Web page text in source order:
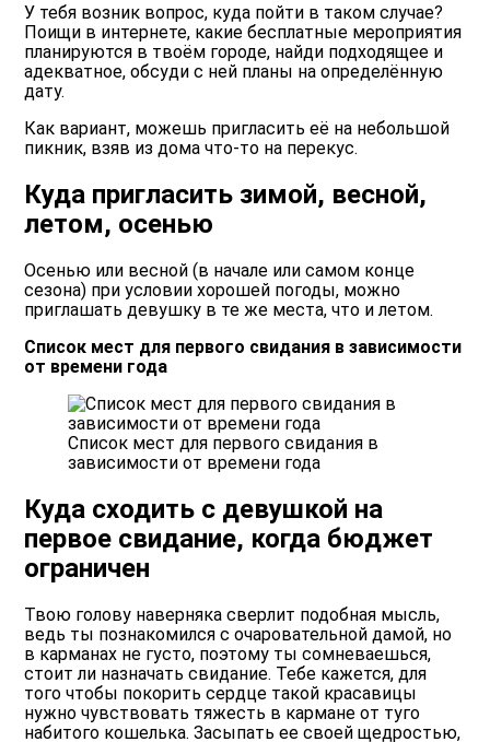
У тебя возник вопрос, куда пойти в таком случае?
Поищи в интернете, какие бесплатные мероприятия
планируются в твоём городе, найди подходящее и
адекватное, обсуди с ней планы на определённую
дату.
Как вариант, можешь пригласить её на небольшой
пикник, взяв из дома что-то на перекус.
Куда пригласить зимой, весной,
летом, осенью
Осенью или весной (в начале или самом конце
сезона) при условии хорошей погоды, можно
приглашать девушку в те же места, что и летом.
Список мест для первого свидания в зависимости
от времени года
Список мест для первого свидания в
зависимости от времени года
Куда сходить с девушкой на
первое свидание, когда бюджет
ограничен
Твою голову наверняка сверлит подобная мысль,
ведь ты познакомился с очаровательной дамой, но
в карманах не густо, поэтому ты сомневаешься,
стоит ли назначать свидание. Тебе кажется, для
того чтобы покорить сердце такой красавицы
нужно чувствовать тяжесть в кармане от туго
набитого кошелька. Засыпать ее своей щедростью,